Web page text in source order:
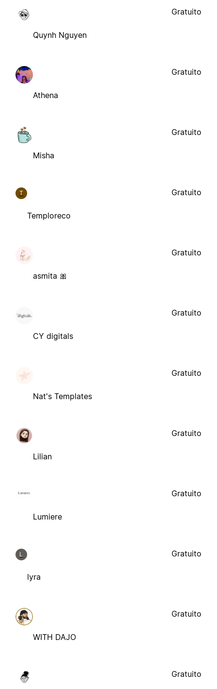
Quynh Nguyen
Gratuito
Athena
Gratuito
Misha
Gratuito
T
Temploreco
Gratuito
asmita 🎀
Gratuito
CY digitals
Gratuito
Nat's Templates
Gratuito
Lilian
Gratuito
Lumiere
Gratuito
L
lyra
Gratuito
WITH DAJO
Gratuito
Gratuito